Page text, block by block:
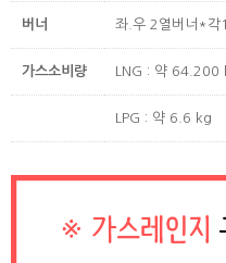
버너 좌.우 2열버너*각
가스소비량 LNG : 약 64.200
LPG : 약 6.6 kg